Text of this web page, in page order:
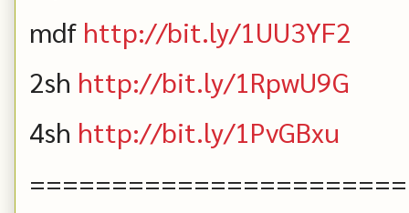
mdf http://bit.ly/1UU3YF2
2sh http://bit.ly/1RpwU9G
4sh http://bit.ly/1PvGBxu